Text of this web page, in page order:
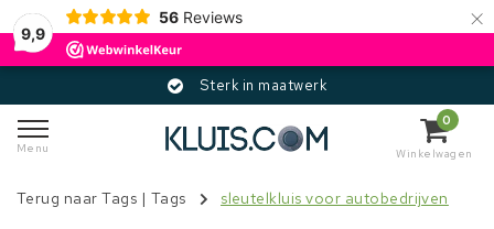
9,9
56 Reviews ×
Sterk in maatwerk
Menu
0
Winkelwagen
Terug naar Tags | Tags sleutelkluis voor autobedrijven